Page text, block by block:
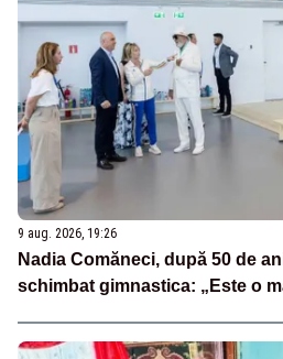
9 aug. 2026, 19:26
Nadia Comăneci, după 50 de
schimbat gimnastica: „Este o